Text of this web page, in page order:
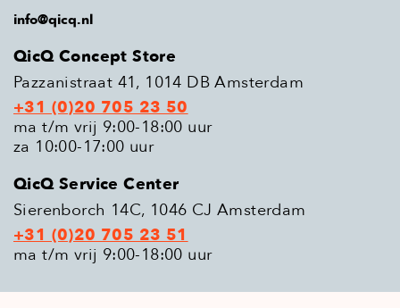
info@qicq.nl
QicQ Concept Store
Pazzanistraat 41, 1014 DB Amsterdam
+31 (0)20 705 23 50
ma t/m vrij 9:00-18:00 uur
za 10:00-17:00 uur
QicQ Service Center
Sierenborch 14C, 1046 CJ Amsterdam
+31 (0)20 705 23 51
ma t/m vrij 9:00-18:00 uur